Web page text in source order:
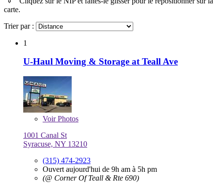
carte.
Trier par :
1
U-Haul Moving & Storage at Teall Ave
VoirPhotos
1001 Canal St
Syracuse, NY 13210
(315) 474-2923
Ouvert aujourd'hui de 9h am à 5h pm
(@ Corner Of Teall & Rte 690)